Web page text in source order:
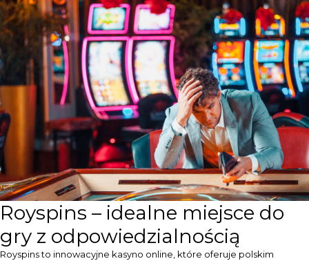
Royspins – idealne miejsce do
gry z odpowiedzialnością
Royspins to innowacyjne kasyno online, które oferuje polskim